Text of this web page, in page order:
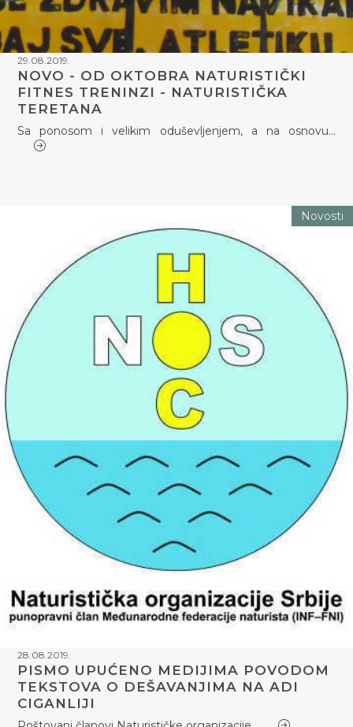
29.08.2019.
NOVO - OD OKTOBRA NATURISTIČKI
FITNES TRENINZI - NATURISTIČKA
TERETANA
Sa ponosom i velikim oduševljenjem, a na osnovu…
Novosti
28.08.2019.
PISMO UPUĆENO MEDIJIMA POVODOM
TEKSTOVA O DEŠAVANJIMA NA ADI
CIGANLIJI